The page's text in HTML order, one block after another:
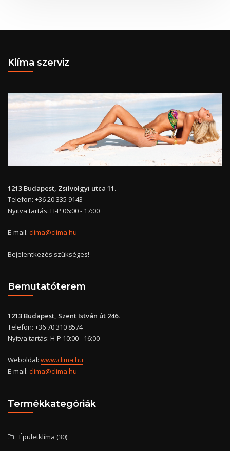
Klíma szerviz
1213 Budapest, Zsilvölgyi utca 11.
Telefon: +36 20 335 9143
Nyitva tartás: H-P 06:00 - 17:00
E-mail: clima@clima.hu
Bejelentkezés szükséges!
Bemutatóterem
1213 Budapest, Szent István út 246.
Telefon: +36 70 310 8574
Nyitva tartás: H-P 10:00 - 16:00
Weboldal: www.clima.hu
E-mail: clima@clima.hu
Termékkategóriák
Épületklíma (30)